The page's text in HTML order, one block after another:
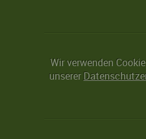
Wir verwenden
unserer